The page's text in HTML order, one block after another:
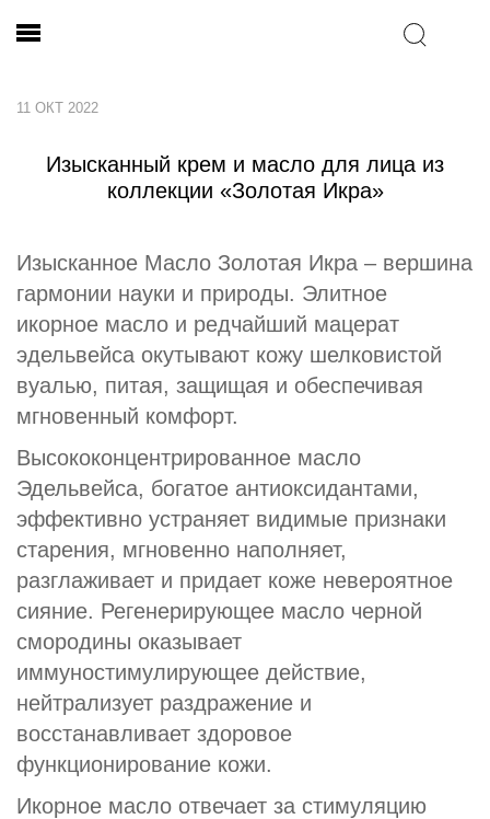
11 ОКТ 2022
Изысканный крем и масло для лица из
коллекции «Золотая Икра»
Изысканное Масло Золотая Икра – вершина
гармонии науки и природы. Элитное
икорное масло и редчайший мацерат
эдельвейса окутывают кожу шелковистой
вуалью, питая, защищая и обеспечивая
мгновенный комфорт.
Высококонцентрированное масло
Эдельвейса, богатое антиоксидантами,
эффективно устраняет видимые признаки
старения, мгновенно наполняет,
разглаживает и придает коже невероятное
сияние. Регенерирующее масло черной
смородины оказывает
иммуностимулирующее действие,
нейтрализует раздражение и
восстанавливает здоровое
функционирование кожи.
Икорное масло отвечает за стимуляцию